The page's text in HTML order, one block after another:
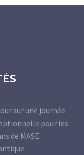
sur une journée
pour les
de MASE